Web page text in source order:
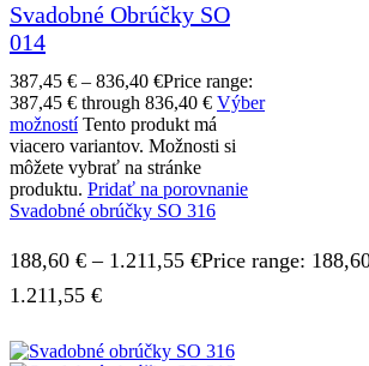
Svadobné Obrúčky SO
014
387,45 € – 836,40 €Price range:
387,45 € through 836,40 € Výber
možností Tento produkt má
viacero variantov. Možnosti si
môžete vybrať na stránke
produktu. Pridať na porovnanie
Svadobné obrúčky SO 316
188,60 € – 1.211,55 €Price range:
1.211,55 €